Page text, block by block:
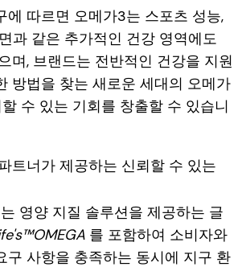
에 따르면 오메가3는 스포츠 성능,
과 같은 추가적인 건강 영역에도
며, 브랜드는 전반적인 건강을 지원
방법을 찾는 새로운 세대의 오메가
수 있는 기회를 창출할 수 있습니
트너가 제공하는 신뢰할 수 있는
영양 지질 솔루션을 제공하는 글
를 포함하여 소비자와
구 사항을 충족하는 동시에 지구 환